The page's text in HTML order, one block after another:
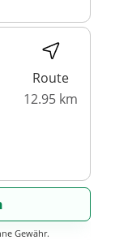
Route
12.95 km
Gewähr.